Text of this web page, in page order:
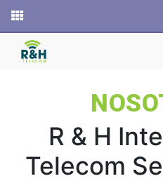
R & H
Telecom